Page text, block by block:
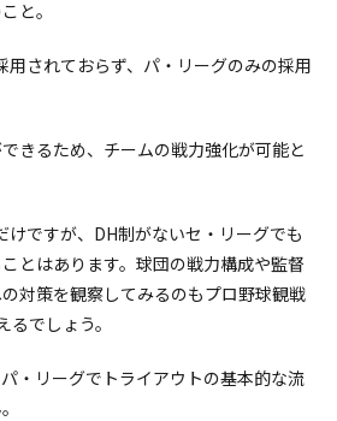
と。
用されておらず、パ・リーグのみの採用
きるため、チームの戦力強化が可能と
けですが、DH制がないセ・リーグでも
とはあります。球団の戦力構成や監督
対策を観察してみるのもプロ野球観戦
でしょう。
・リーグでトライアウトの基本的な流